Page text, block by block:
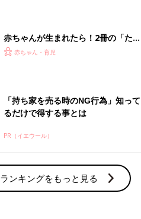
赤ちゃんが生まれたら！2冊の「たま
ひよ」
赤ちゃん・育児
「持ち家を売る時のNG行為」知って
るだけで得する事とは
PR（イエウール）
ランキングをもっと見る